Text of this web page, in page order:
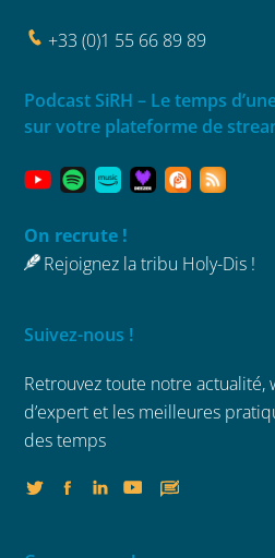
+33 (0)1 55 66 89 89
Podcast SiRH – Le temps
sur votre plateforme de
On recrute !
Rejoignez la tribu Holy-Dis !
Suivez-nous !
Retrouvez toute notre actualité,
d’expert et les meilleures
des temps